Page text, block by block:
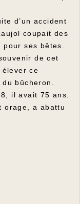
d’un accident
coupait des
ses bêtes.
de cet
ce
bûcheron.
il avait 75 ans.
orage, a abattu